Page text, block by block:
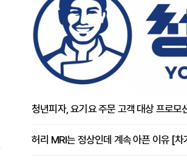
청년피자, 요기요 주문 고객 대상 프로모